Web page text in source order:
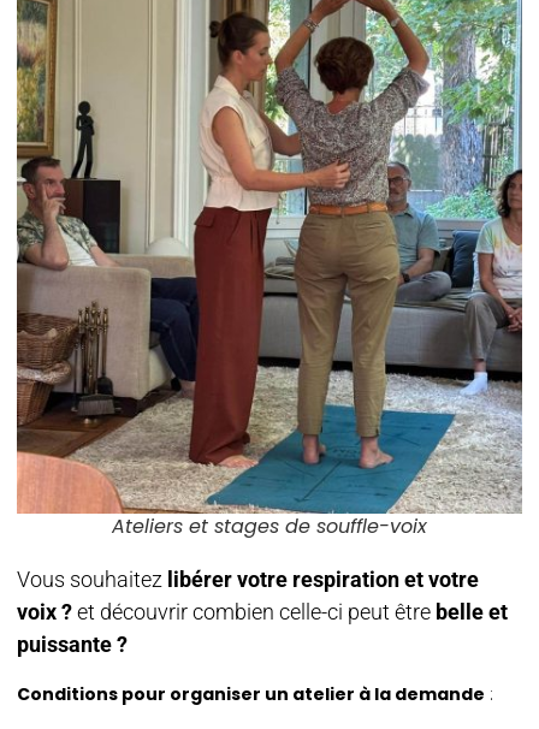
Ateliers et stages de souffle-voix
Vous souhaitez libérer votre respiration et votre
voix ?et découvrir combien celle-ci peut être belle et
puissante ?
Conditions pour organiser un atelier à la demande :